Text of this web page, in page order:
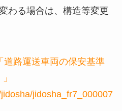
わる場合は、構造等変更
道路運送車両の保安基準
jidosha/jidosha_fr7_000007